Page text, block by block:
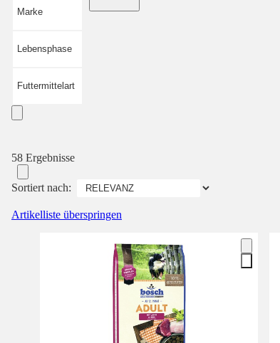
Marke
Lebensphase
Futtermittelart
58 Ergebnisse
Sortiert nach:
Artikelliste überspringen